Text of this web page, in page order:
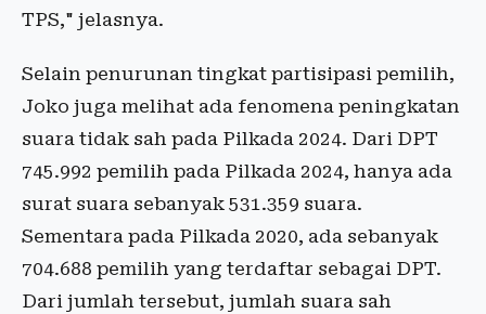
TPS," jelasnya.
Selain penurunan tingkat partisipasi pemilih,
Joko juga melihat ada fenomena peningkatan
suara tidak sah pada Pilkada 2024. Dari DPT
745.992 pemilih pada Pilkada 2024, hanya ada
surat suara sebanyak 531.359 suara.
Sementara pada Pilkada 2020, ada sebanyak
704.688 pemilih yang terdaftar sebagai DPT.
Dari jumlah tersebut, jumlah suara sah